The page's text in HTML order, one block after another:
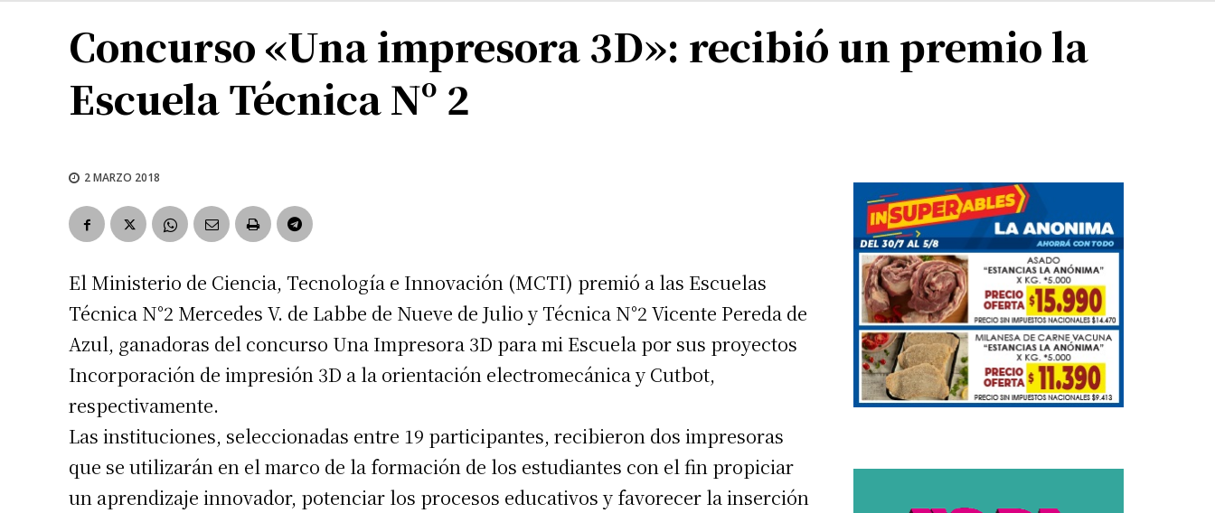
Concurso «Una impresora 3D»: recibió un premio la
Escuela Técnica Nº 2
2 MARZO 2018
El Ministerio de Ciencia, Tecnología e Innovación (MCTI) premió a las Escuelas
Técnica N°2 Mercedes V. de Labbe de Nueve de Julio y Técnica N°2 Vicente Pereda de
Azul, ganadoras del concurso Una Impresora 3D para mi Escuela por sus proyectos
Incorporación de impresión 3D a la orientación electromecánica y Cutbot,
respectivamente.
Las instituciones, seleccionadas entre 19 participantes, recibieron dos impresoras
que se utilizarán en el marco de la formación de los estudiantes con el fin propiciar
un aprendizaje innovador, potenciar los procesos educativos y favorecer la inserción